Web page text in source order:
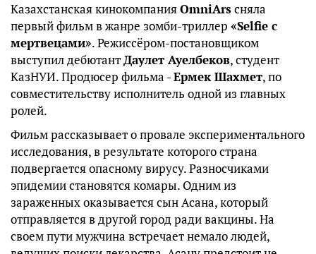
Казахстанская кинокомпанияOmniArsсняла
первый фильм в жанре зомби-триллер «Selfie с
мертвецами». Режиссёром-постановщиком
выступил дебютантДаулет Ауелбеков, студент
КазНУИ. Продюсер фильма -Ермек Шахмет, по
совместительству исполнитель одной из главных
ролей.
Фильм рассказывает о провале экспериментального
исследования, в результате которого страна
подвергается опасному вирусу. Разносчиками
эпидемии становятся комары. Одним из
зараженных оказывается сын Асана, который
отправляется в другой город ради вакцины. На
своем пути мужчина встречает немало людей,